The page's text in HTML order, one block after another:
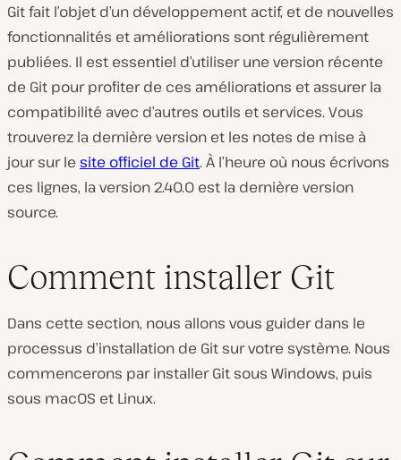
Git fait l’objet d’un développement actif, et de nouvelles
fonctionnalités et améliorations sont régulièrement
publiées. Il est essentiel d’utiliser une version récente
de Git pour profiter de ces améliorations et assurer la
compatibilité avec d’autres outils et services. Vous
trouverez la dernière version et les notes de mise à
jour sur le site officiel de Git. À l’heure où nous écrivons
ces lignes, la version 2.40.0 est la dernière version
source.
Comment installer Git
Dans cette section, nous allons vous guider dans le
processus d’installation de Git sur votre système. Nous
commencerons par installer Git sous Windows, puis
sous macOS et Linux.